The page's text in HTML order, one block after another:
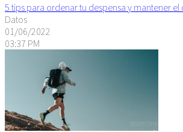
5 tips para ordenar tu despensa y mantener el
Datos
01/06/2022
03:37 PM